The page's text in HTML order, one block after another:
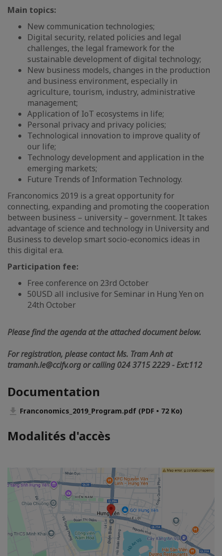
Main topics:
New communication technologies;
Digital security, related policies and legal
challenges, the legal framework for the
sustainable development of digital technology;
New business models, changes in the production
and business environment, especially in
agriculture, tourism, industry, administrative
management;
Application of IoT ecosystems in life;
Personal privacy and privacy policies;
Technological innovation to improve quality of
our life;
Technology development and application in the
emerging markets;
Future Trends of Information Technology.
Franconomics 2019 is a great opportunity for
connecting, expanding and promoting the cooperation
between business – university – government. It takes
advantage of science and technology in University and
Business to develop smart socio-economics ideas in
this digital era.
Participation fee:
Free conference on 23rd October
50USD all inclusive for Seminar in Hung Yen on
24th October
Please find the agenda at the attached document below.
For registration, please contact Ms. Tram Anh at
tramanh.le@ccifv.org or calling 024 3715 2229 - Ext:112
Documentation
Franconomics_2019_Program.pdf (PDF • 72 Ko)
Modalités d'accès